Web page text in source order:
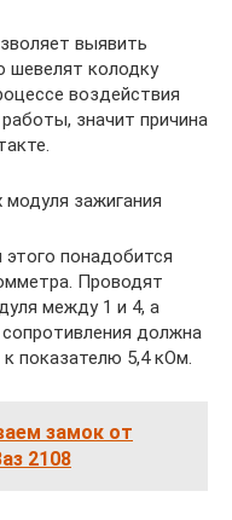
выявить
шевелят колодку
воздействия
значит причина
зажигания
понадобится
Проводят
между 1 и 4, а
должна
показателю 5,4 кОм.
замок от
2108